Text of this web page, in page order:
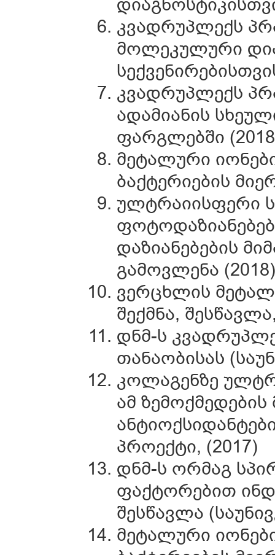
კვადრუპლექს
მოლეკულური
კვადრუპლექს
ადამიანის
ფარგლებში
მეტალური
ბაქტერიების
ულტრაიისფერი
დაზიანებების
გამოვლენა (2018)
ვერცხლის
შექმნა,
დნმ-ს
თანაობისას
კოლაგენზე
ამ
პროექტი, (2017)
დნმ-ს ორმაგ
ფაქტორებით
შესწავლა
მეტალური